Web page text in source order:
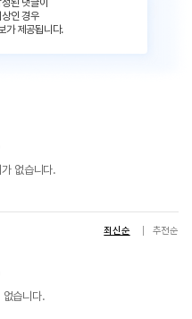
된 댓글이
인 경우
가 제공됩니다.
없습니다.
최신순 추천순
없습니다.